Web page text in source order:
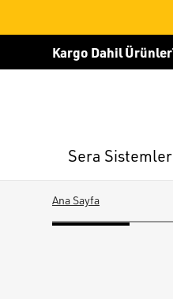
Kargo Dahil Ürünler
Sera
Ana Sayfa